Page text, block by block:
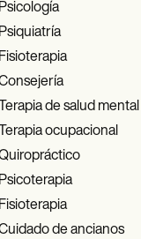
Psicología
Psiquiatría
Fisioterapia
Terapia de salud mental
Terapia ocupacional
Psicoterapia
Fisioterapia
de ancianos